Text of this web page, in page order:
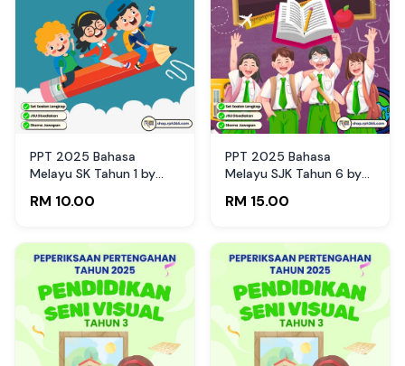
PPT 2025 Bahasa
Melayu SK Tahun 1 by
RM 10.00
PPT 2025 Bahasa
Melayu SJK Tahun 6 by
RM 15.00